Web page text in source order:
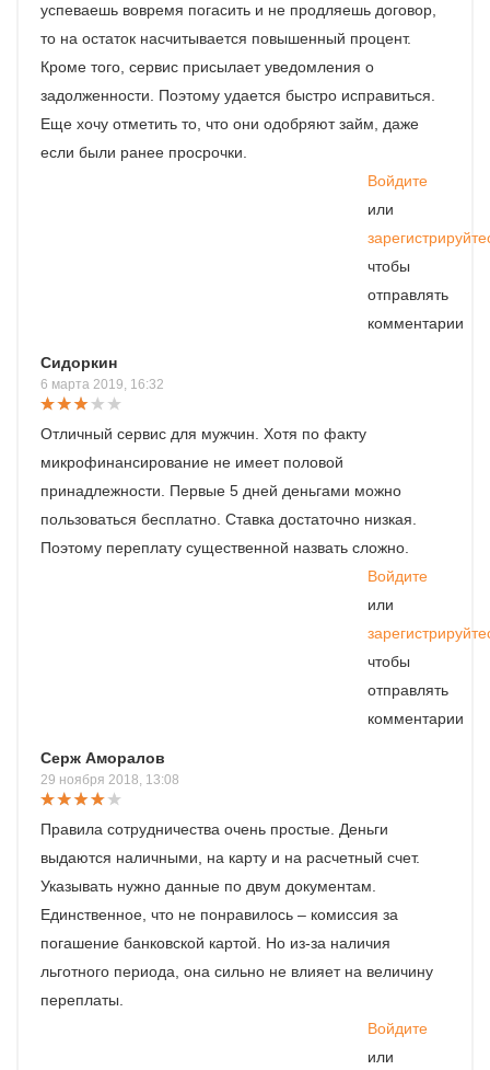
успеваешь вовремя погасить и не продляешь договор,
то на остаток насчитывается повышенный процент.
Кроме того, сервис присылает уведомления о
задолженности. Поэтому удается быстро исправиться.
Еще хочу отметить то, что они одобряют займ, даже
если были ранее просрочки.
Войдите
или
чтобы
отправлять
комментарии
Сидоркин
6 марта 2019, 16:32
Отличный сервис для мужчин. Хотя по факту
микрофинансирование не имеет половой
принадлежности. Первые 5 дней деньгами можно
пользоваться бесплатно. Ставка достаточно низкая.
Поэтому переплату существенной назвать сложно.
Войдите
или
чтобы
отправлять
комментарии
Серж Аморалов
29 ноября 2018, 13:08
Правила сотрудничества очень простые. Деньги
выдаются наличными, на карту и на расчетный счет.
Указывать нужно данные по двум документам.
Единственное, что не понравилось – комиссия за
погашение банковской картой. Но из-за наличия
льготного периода, она сильно не влияет на величину
переплаты.
Войдите
или